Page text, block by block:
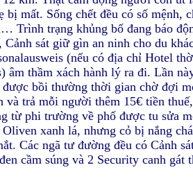
bị mất. Sống chết đều có số
Trình trạng khủng bố đang báo
Cảnh sát giữ gìn an ninh cho du
(nếu có địa chỉ Hotel
âm thầm xách hành lý ra đi. Lần
được bồi thường thời gian chờ đợi
và trả mỗi người thêm 15€ tiền
từ phi trường về phố được tu sửa
xanh lá, nhưng cỏ bị nắng
Các ngã tư đường đều có Cảnh
cầm súng và 2 Security canh gát